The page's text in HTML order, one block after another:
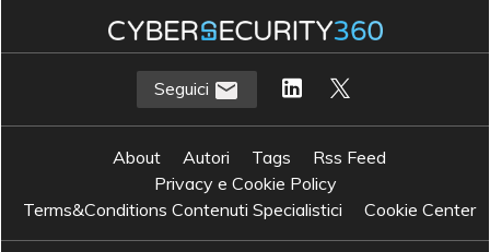
Seguici
About Autori Tags
Rss Feed
Privacy e Cookie Policy
Terms&Conditions Contenuti Specialistici
Cookie Center